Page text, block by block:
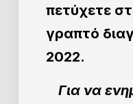
πετύχετε
γραπτό
2022.
Για να